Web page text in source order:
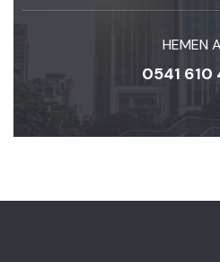
HEMEN
0541 610